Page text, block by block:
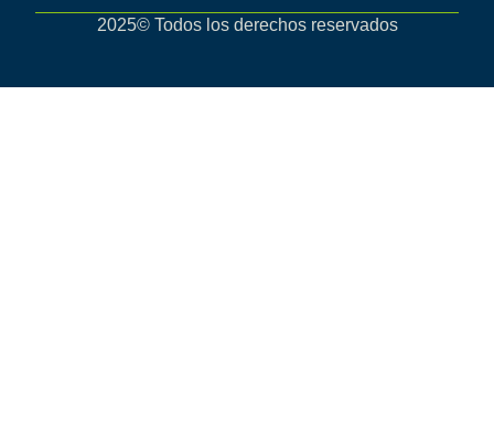
2025© Todos los derechos reservados